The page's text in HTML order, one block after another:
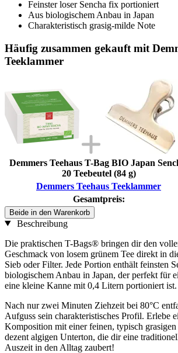
Feinster loser Sencha fix portioniert
Aus biologischem Anbau in Japan
Charakteristisch grasig-milde Note
Häufig zusammen gekauft mit
Teeklammer
Demmers Teehaus T-Bag BIO Japan
20 Teebeutel (84 g)
Demmers Teehaus Teeklammer
Gesamtpreis:
Beide in den Warenkorb
Beschreibung
Die praktischen T-Bags® bringen dir den
Geschmack von losem grünem Tee direkt in
Sieb oder Filter. Jede Portion enthält feinsten
biologischem Anbau in Japan, der perfekt für
eine kleine Kanne mit 0,4 Litern portioniert ist.
Nach nur zwei Minuten Ziehzeit bei 80°C
Aufguss sein charakteristisches Profil. Erlebe
Komposition mit einer feinen, typisch
dezent algigen Unterton, die dir eine
Auszeit in den Alltag zaubert!